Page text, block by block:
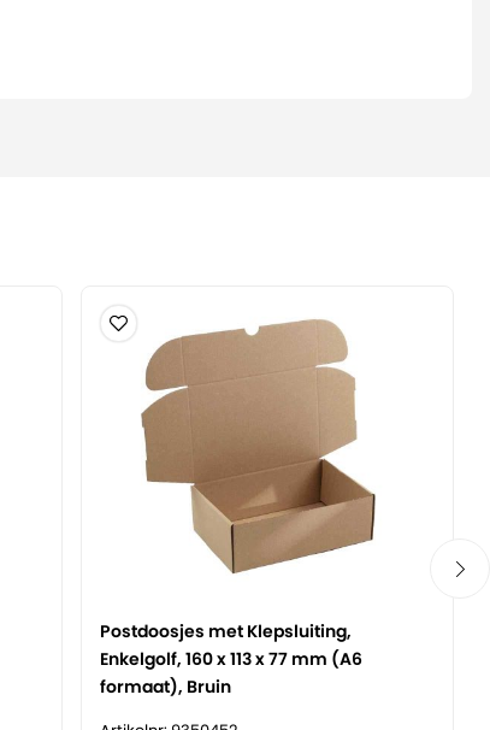
Postdoosjes met Klepsluiting,
Enkelgolf, 160 x 113 x 77 mm (A6
formaat), Bruin